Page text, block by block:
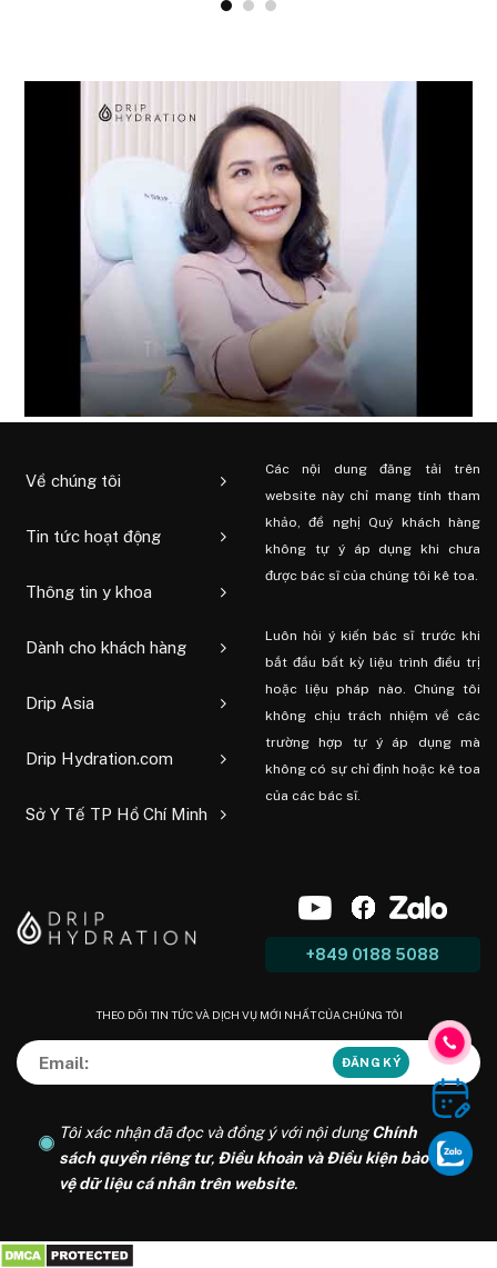
Về chúng tôi
Tin tức hoạt động
Thông tin y khoa
Dành cho khách hàng
Drip Asia
Drip Hydration.com
Sở Y Tế TP Hồ Chí Minh
Các nội dung đăng tải trên
website này chỉ mang tính tham
khảo, đề nghị Quý khách hàng
không tự ý áp dụng khi chưa
được bác sĩ của chúng tôi kê toa.
Luôn hỏi ý kiến ​​bác sĩ trước khi
bắt đầu bất kỳ liệu trình điều trị
hoặc liệu pháp nào. Chúng tôi
không chịu trách nhiệm về các
trường hợp tự ý áp dụng mà
không có sự chỉ định hoặc kê toa
của các bác sĩ.
+849 0188 5088
THEO DÕI TIN TỨC VÀ DỊCH VỤ MỚI NHẤT CỦA CHÚNG TÔI
Tôi xác nhận đã đọc và đồng ý với nội dungChính
sách quyền riêng tư, Điều khoản và Điều kiện bảo
vệ dữ liệu cá nhân trên website.